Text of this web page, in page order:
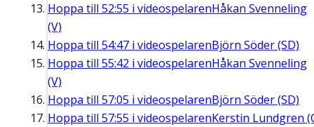
Hoppa till 52:55 i videospelarenHåkan Svenneling
(V)
Hoppa till 54:47 i videospelarenBjörn Söder (SD)
Hoppa till 55:42 i videospelarenHåkan Svenneling
(V)
Hoppa till 57:05 i videospelarenBjörn Söder (SD)
Hoppa till 57:55 i videospelarenKerstin Lundgren